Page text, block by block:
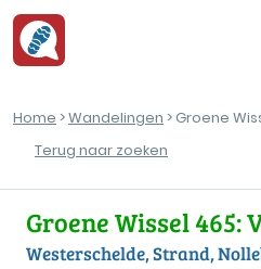
Home >Wandelingen > Groene
Terug naar zoeken
Groene Wissel 465:
Westerschelde, Strand,